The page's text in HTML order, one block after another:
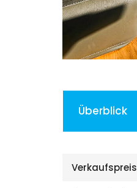
Überblick
Verkaufspreis